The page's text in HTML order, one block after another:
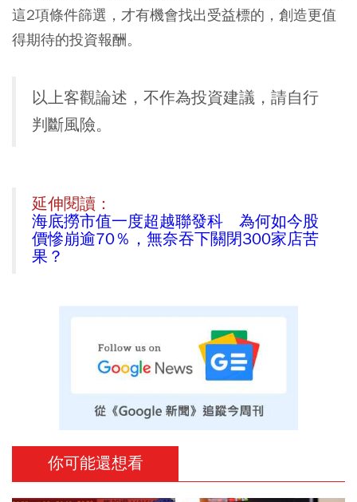
這2項條件篩選，才有機會找出受益標的，創造更值
得期待的投資報酬。
以上客觀論述，不作為投資建議，請自行
判斷風險。
延伸閱讀：
海底撈市值一度超越聯發科 為何如今股
價慘崩逾70％，無奈吞下關閉300家店苦
果？
你可能還想看